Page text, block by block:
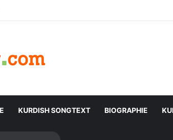
KURDISH SONGTEXT BIOGRAPHIE